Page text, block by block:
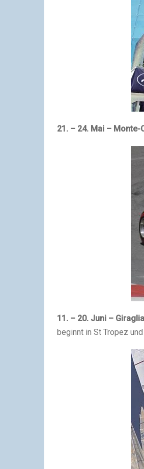
21. – 24. Mai – Monte-
11. – 20. Juni –
beginnt in St Tropez